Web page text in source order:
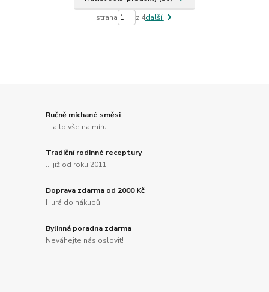
strana z 4další
Ručně míchané směsi
... a to vše na míru
Tradiční rodinné receptury
... již od roku 2011
Doprava zdarma od 2000 Kč
Hurá do nákupů!
Bylinná poradna zdarma
Neváhejte nás oslovit!